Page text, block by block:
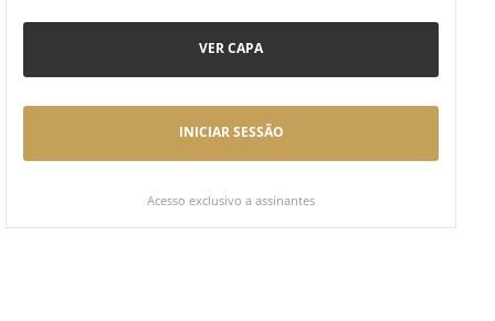
VER CAPA
INICIAR SESSÃO
Acesso exclusivo a assinantes